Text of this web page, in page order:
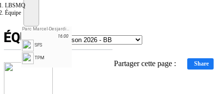
Parc Marcel-Desjardins
16:00
SFS
TPM
LBSMQ
Équipe
ÉQUIPE
Partager cette page : Share